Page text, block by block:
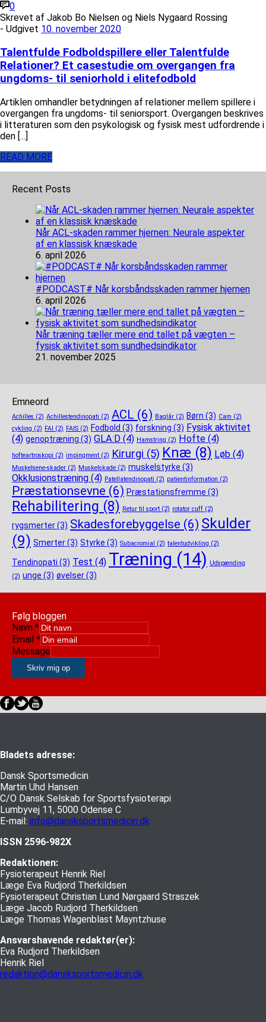
0
Skrevet af Jakob Bo Nielsen og Niels Nygaard Rossing
- Udgivet 10. november 2020
Talentfulde Fodboldspillere eller Talentfulde
Relationer? Et casestudie om overgangen fra
ungdoms- til seniorhold i elitefodbold
Artiklen omhandler betydningen af relationer mellem spillere i
overgangen fra ungdoms- til seniorsport. Overgangen beskrives
i litteraturen som den psykologisk og fysisk mest udfordrende i
den [...]
READ MORE
Recent Posts
Når ACL-skaden rammer hjernen: Neurale aspekter
af en klassisk knæskade
6. april 2026
#PODCAST# Når korsbåndsskaden rammer hjernen
6. april 2026
Når træning tæller mere end tallet på vægten –
fysisk aktivitet som sundhedsindikator
21. november 2025
Emneord
Achilles (2) Achillestendinopati (2) ACL (6) Baglår (2) Børn (3) Cam (2)
cykling (2) FAI (2) FAIS (2) Fodbold (3) forskning (3) Fysisk aktivitet
(4) genoptræning (3) GLA:D (4) Hamstring (2) Hofte (4)
hofteartroskopi (2) impingment (2) Kirurgi (5) Knæ (8) Løb (4)
Muskelsene-skader (2) Muskelskade (2) muskelstyrke (3)
Okklusionstræning (4) Patellatendinopati (2) patientinformation (2)
Præstationsevne (6) Præstationsfremme (3)
Rehabilitering (8) Retur til sport (2) rotator cuff (2)
rygsmerter(3) Skadesforebyggelse (6) Skulder
(9) Smerter(3) Styrke (3) Subacromial (2) talentudvikling (2)
Tendinopati (3) Test (4) Træning (14) Udspænding
(2) unge (3) øvelser(3)
Følg bloggen
Navn *
Email *
Message
Skriv mig op
Bladets adresse:
Dansk Sportsmedicin
Martin Uhd Hansen
C/O Dansk Selskab for Sportsfysioterapi
Lumbyvej 11, 5000 Odense C
E-mail: info@dansksportsmedicin.dk
ISSN 2596-982X
Redaktionen:
Fysioterapeut Henrik Riel
Læge Eva Rudjord Therkildsen
Fysioterapeut Christian Lund Nørgaard Straszek
Læge Jacob Rudjord Therkildsen
Læge Thomas Wagenblast Mayntzhuse
Ansvarshavende redaktør(er):
Eva Rudjord Therkildsen
Henrik Riel
redaktion@dansksportsmedicin.dk